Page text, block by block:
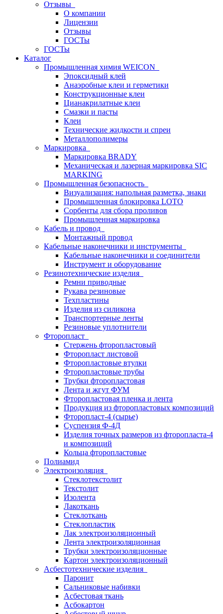
Отзывы
О компании
Лицензии
Отзывы
ГОСТы
ГОСТы
Каталог
Промышленная химия WEICON
Эпоксидный клей
Анаэробные клеи и герметики
Конструкционные клеи
Цианакрилатные клеи
Смазки и пасты
Клеи
Технические жидкости и спреи
Металлополимеры
Маркировка
Маркировка BRADY
Механическая и лазерная маркировка SIC
MARKING
Промышленная безопасность
Визуализация: напольная разметка, знаки
Промышленная блокировка LOTO
Сорбенты для сбора проливов
Промышленная маркировка
Кабель и провод
Монтажный провод
Кабельные наконечники и инструменты
Кабельные наконечники и соединители
Инструмент и оборудование
Резинотехнические изделия
Ремни приводные
Рукава резиновые
Техпластины
Изделия из силикона
Транспортерные ленты
Резиновые уплотнители
Фторопласт
Стержень фторопластовый
Фторопласт листовой
Фторопластовые втулки
Фторопластовые трубы
Трубки фторопластовая
Лента и жгут ФУМ
Фторопластовая пленка и лента
Продукция из фторопластовых композиций
Фторопласт-4 (сырье)
Суспензия Ф-4Д
Изделия точных размеров из фторопласта-4
и композиций
Кольца фторопластовые
Полиамид
Электроизоляция
Стеклотекстолит
Текстолит
Изолента
Лакоткань
Стеклоткань
Стеклопластик
Лак электроизоляционный
Лента электроизоляционная
Трубки электроизоляционные
Картон электроизоляционный
Асбестотехнические изделия
Паронит
Сальниковые набивки
Асбестовая ткань
Асбокартон